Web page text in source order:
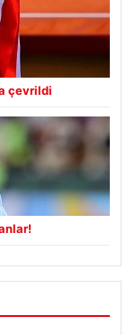
çevrildi